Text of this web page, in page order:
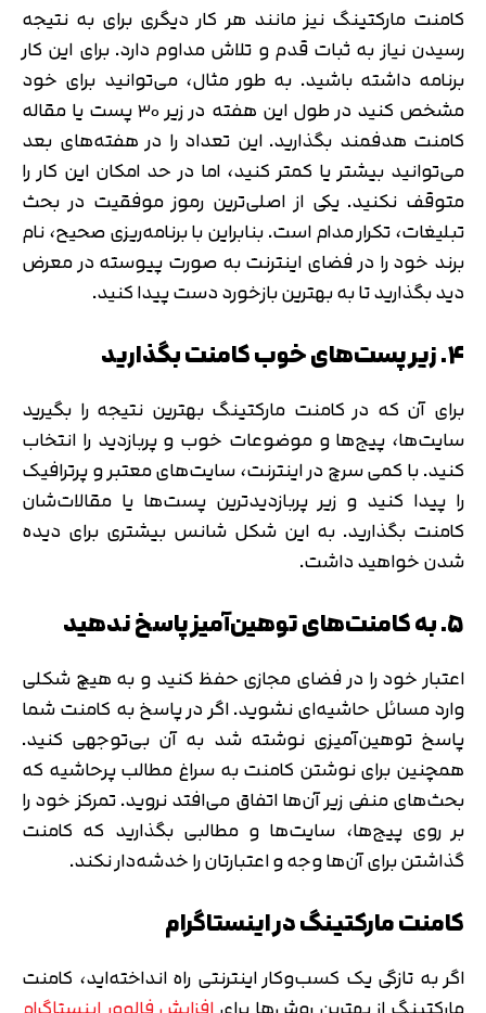
کامنت مارکتینگ نیز مانند هر کار دیگری برای به نتیجه
رسیدن نیاز به ثبات قدم و تلاش مداوم دارد. برای این کار
برنامه داشته باشید. به طور مثال، می‌توانید برای خود
مشخص کنید در طول این هفته در زیر ۳۰ پست یا مقاله
کامنت هدفمند بگذارید. این تعداد را در هفته‌های بعد
می‌توانید بیشتر یا کمتر کنید، اما در حد امکان این کار را
متوقف نکنید. یکی از اصلی‌ترین رموز موفقیت در بحث
تبلیغات، تکرار مدام است. بنابراین با برنامه‌ریزی صحیح، نام
برند خود را در فضای اینترنت به صورت پیوسته در معرض
دید بگذارید تا به بهترین بازخورد دست پیدا کنید.
۴. زیر پست‌های خوب کامنت بگذارید
برای آن که در کامنت مارکتینگ بهترین نتیجه را بگیرید
سایت‌ها، پیج‌ها و موضوعات خوب و پربازدید را انتخاب
کنید. با کمی سرچ در اینترنت، سایت‌های معتبر و پرترافیک
را پیدا کنید و زیر پربازدیدترین پست‌ها یا مقالات‌شان
کامنت بگذارید. به این شکل شانس بیشتری برای دیده
شدن خواهید داشت.
۵. به کامنت‌های توهین‌آمیز پاسخ ندهید
اعتبار خود را در فضای مجازی حفظ کنید و به هیچ شکلی
وارد مسائل حاشیه‌ای نشوید. اگر در پاسخ به کامنت شما
پاسخ توهین‌آمیزی نوشته شد به آن بی‌توجهی کنید.
همچنین برای نوشتن کامنت به سراغ مطالب پرحاشیه که
بحث‌های منفی زیر آن‌ها اتفاق می‌افتد نروید. تمرکز خود را
بر روی پیج‌ها، سایت‌ها و مطالبی بگذارید که کامنت
گذاشتن برای آن‌ها وجه و اعتبارتان را خدشه‌دار نکند.
کامنت مارکتینگ در اینستاگرام
اگر به تازگی یک کسب‌وکار اینترنتی راه انداخته‌اید، کامنت